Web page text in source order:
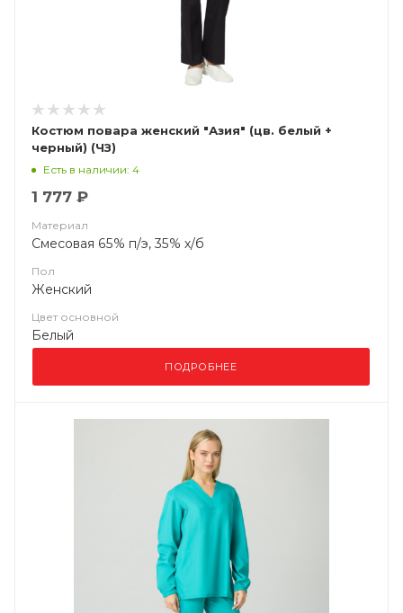
Костюм повара женский "Азия" (цв. белый +
черный) (ЧЗ)
Есть в наличии: 4
1 777 ₽
Материал
Смесовая 65% п/э, 35% х/б
Пол
Женский
Цвет основной
Белый
ПОДРОБНЕЕ